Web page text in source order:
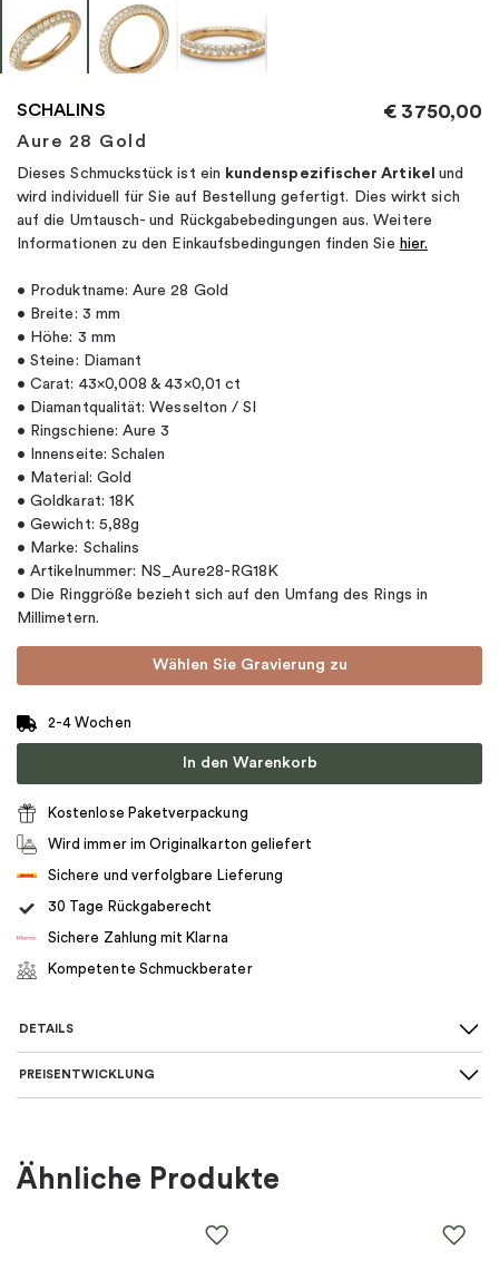
SCHALINS
Aure 28 Gold
€ 3750,00
Dieses Schmuckstück ist ein kundenspezifischer Artikel und
wird individuell für Sie auf Bestellung gefertigt. Dies wirkt sich
auf die Umtausch- und Rückgabebedingungen aus. Weitere
Informationen zu den Einkaufsbedingungen finden Sie hier.
• Produktname: Aure 28 Gold
• Breite: 3 mm
• Höhe: 3 mm
• Steine: Diamant
• Carat: 43×0,008 & 43×0,01 ct
• Diamantqualität: Wesselton / SI
• Ringschiene: Aure 3
• Innenseite: Schalen
• Material: Gold
• Goldkarat: 18K
• Gewicht: 5,88g
• Marke: Schalins
• Artikelnummer: NS_Aure28-RG18K
• Die Ringgröße bezieht sich auf den Umfang des Rings in
Millimetern.
Wählen Sie Gravierung zu
2-4 Wochen
In den Warenkorb
Kostenlose Paketverpackung
Wird immer im Originalkarton geliefert
Sichere und verfolgbare Lieferung
30 Tage Rückgaberecht
Sichere Zahlung mit Klarna
Kompetente Schmuckberater
DETAILS
Art des Rings:
PREISENTWICKLUNG
Ähnliche Produkte